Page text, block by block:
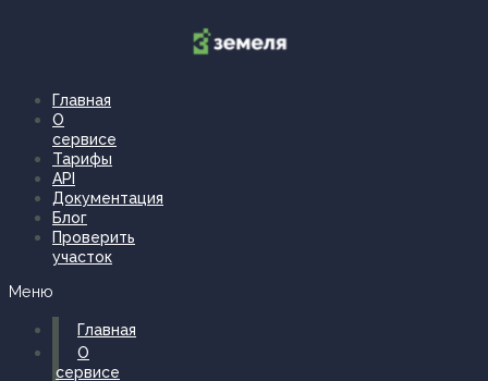
Главная
О
сервисе
Тарифы
API
Документация
Блог
Проверить
участок
Меню
Главная
О
сервисе